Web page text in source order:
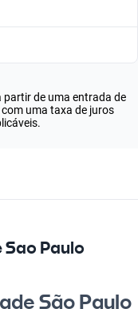
de uma entrada de
uma taxa de juros
Paulo
São Paulo